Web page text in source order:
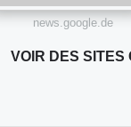
news.google.de
VOIR DES SITES